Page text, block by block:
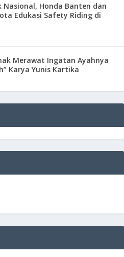
Nasional, Honda Banten dan
Edukasi Safety Riding di
Merawat Ingatan Ayahnya
Karya Yunis Kartika